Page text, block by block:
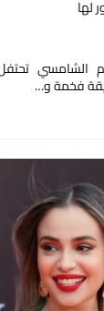
لها
الشامسي
فخمة و…